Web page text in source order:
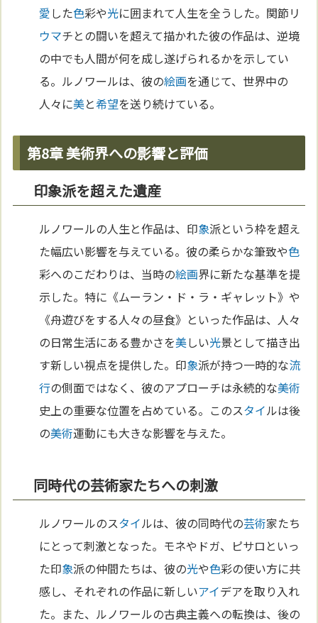
愛した色彩や光に囲まれて人生を全うした。関節リ
ウマチとの闘いを超えて描かれた彼の作品は、逆境
の中でも人間が何を成し遂げられるかを示してい
る。ルノワールは、彼の絵画を通じて、世界中の
人々に美と希望を送り続けている。
第8章 美術界への影響と評価
印象派を超えた遺産
ルノワールの人生と作品は、印象派という枠を超え
た幅広い影響を与えている。彼の柔らかな筆致や色
彩へのこだわりは、当時の絵画界に新たな基準を提
示した。特に《ムーラン・ド・ラ・ギャレット》や
《舟遊びをする人々の昼食》といった作品は、人々
の日常生活にある豊かさを美しい光景として描き出
す新しい視点を提供した。印象派が持つ一時的な流
行の側面ではなく、彼のアプローチは永続的な美術
史上の重要な位置を占めている。このスタイルは後
の美術運動にも大きな影響を与えた。
同時代の芸術家たちへの刺激
ルノワールのスタイルは、彼の同時代の芸術家たち
にとって刺激となった。モネやドガ、ピサロといっ
た印象派の仲間たちは、彼の光や色彩の使い方に共
感し、それぞれの作品に新しいアイデアを取り入れ
た。また、ルノワールの古典主義への転換は、後の